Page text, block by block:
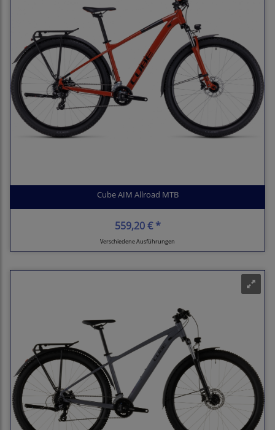
Cube AIM Allroad MTB
559,20 € *
Verschiedene Ausführungen